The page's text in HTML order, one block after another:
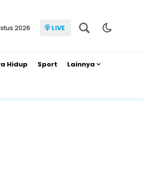
2026 LIVE
Hidup Sport Lainnya